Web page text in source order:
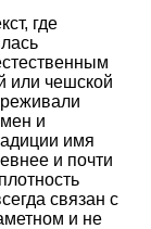
где
или чешской
и
имя
и почти
связан с
и не